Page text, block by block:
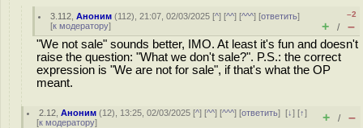
3.112 ,Аноним (112), 21:07, 02/03/2025 [^] [^^] [^^^] [ответить]
[к модератору]
–2
+ / –
"We not sale" sounds better, IMO. At least it's fun and doesn't
raise the question: "What we don't sale?". P.S.: the correct
expression is "We are not for sale", if that's what the OP
meant.
2.12 ,Аноним (12), 13:25, 02/03/2025 [^] [^^] [^^^] [ответить][↓] [↑]
[к модератору] + / –